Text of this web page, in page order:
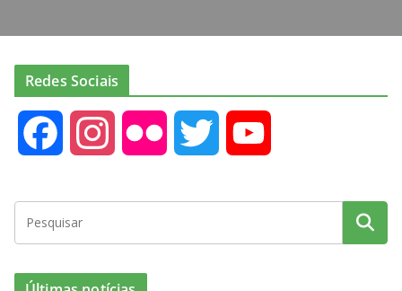
Redes Sociais
c